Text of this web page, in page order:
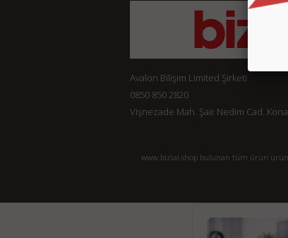
Avalon Bilişim Limited Şirketi
0850 850 2820
Vişnezade Mah. Şair Nedim Cad.
www.bizial.shop bulunan tüm ürün